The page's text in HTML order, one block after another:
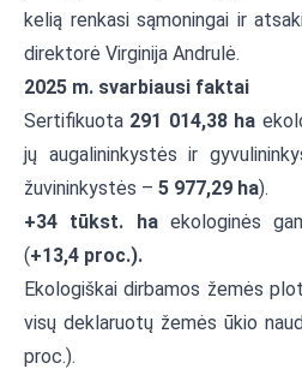
kelią renkasi sąmoningai ir
direktorė Virginija Andrulė.
2025 m. svarbiausi faktai
Sertifikuota 291 014,38 ha
jų augalininkystės ir
žuvininkystės – 5 977,29 ha).
+34 tūkst. haekologinės
(+13,4 proc.).
Ekologiškai dirbamos žemės
visų deklaruotų žemės ūkio
proc.).